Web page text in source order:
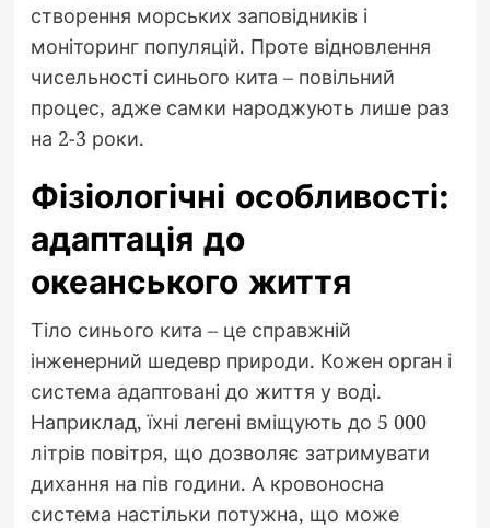
створення морських заповідників і
моніторинг популяцій. Проте відновлення
чисельності синього кита – повільний
процес, адже самки народжують лише раз
на 2-3 роки.
Фізіологічні особливості:
адаптація до
океанського життя
Тіло синього кита – це справжній
інженерний шедевр природи. Кожен орган і
система адаптовані до життя у воді.
Наприклад, їхні легені вміщують до 5 000
літрів повітря, що дозволяє затримувати
дихання на пів години. А кровоносна
система настільки потужна, що може